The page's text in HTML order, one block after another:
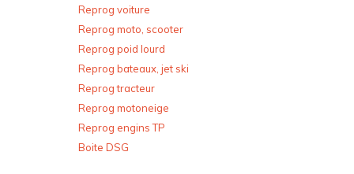
Reprog voiture
Reprog moto, scooter
Reprog poid lourd
Reprog bateaux, jet ski
Reprog tracteur
Reprog motoneige
Reprog engins TP
Boite DSG